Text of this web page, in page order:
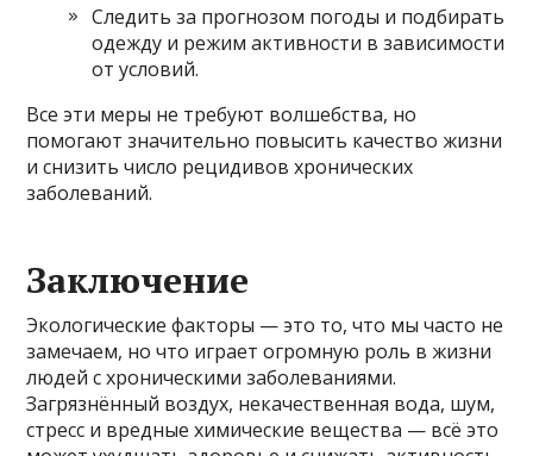
Следить за прогнозом погоды и подбирать
одежду и режим активности в зависимости
от условий.
Все эти меры не требуют волшебства, но
помогают значительно повысить качество жизни
и снизить число рецидивов хронических
заболеваний.
Заключение
Экологические факторы — это то, что мы часто не
замечаем, но что играет огромную роль в жизни
людей с хроническими заболеваниями.
Загрязнённый воздух, некачественная вода, шум,
стресс и вредные химические вещества — всё это